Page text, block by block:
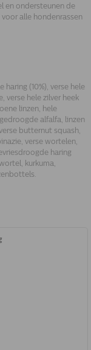
en ondersteunen de
alle hondenrassen
haring (10%), verse hele
verse hele zilver heek
linzen, hele
alfalfa, linzen
butternut squash,
verse wortelen,
haring
kurkuma,